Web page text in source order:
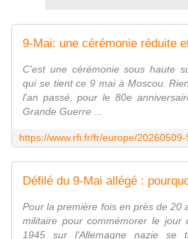
C'est une cérémonie sous haute
qui se tient ce 9 mai à Moscou.
l'an passé, pour le 80e
Grande Guerre ...
Pour la première fois en près de 20
militaire pour commémorer le
1945 sur l'Allemagne nazie se